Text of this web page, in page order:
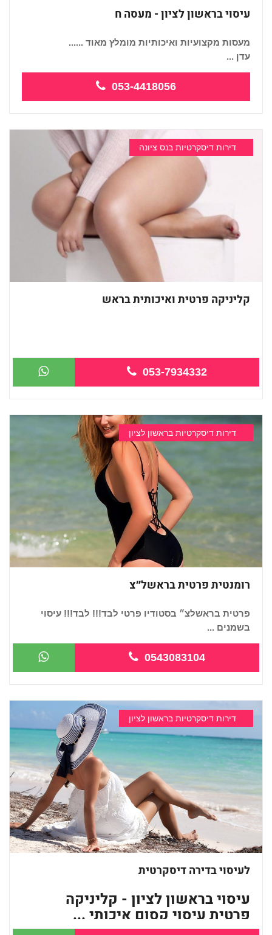
עיסוי בראשון לציון - מעסה ח
מעסות מקצועיות ואיכותיות מומלץ מאוד ......
עדן ...
053-4418056
דירות דיסקרטיות בנס ציונה
קליניקה פרטית ואיכותית בראש
053-7934332
דירות דיסקרטיות בראשון לציון
רומנטית פרטית בראשל״צ
פרטית בראשלצ״ בסטודיו פרטי לבד!!! לבד!!! עיסוי
בשמנים ...
0543083104
דירות דיסקרטיות בראשון לציון
לעיסוי בדירה דיסקרטית
עיסוי בראשון לציון - קליניקה
פרטית עיסוי קסום איכותי ...